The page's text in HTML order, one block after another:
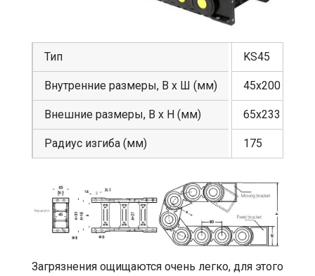
Тип
Внутренние размеры, В х Ш (мм)
Внешние размеры, В х Н (мм)
Радиус изгиба (мм)
KS45
45х200
65х233
175
Загрязнения ощищаются очень легко, для этого